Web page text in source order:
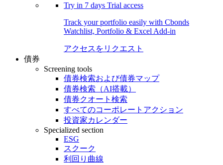
Try in 7 days Trial access
Track your portfolio easily with Cbonds
Watchlist, Portfolio & Excel Add-in
アクセスをリクエスト
債券
Screening tools
債券検索および債券マップ
債券検索（AI搭載）
債券クオート検索
すべてのコーポレートアクション
投資家カレンダー
Specialized section
ESG
スクーク
利回り曲線